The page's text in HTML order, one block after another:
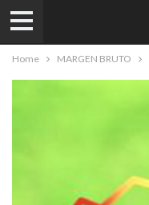
Home MARGEN BRUTO